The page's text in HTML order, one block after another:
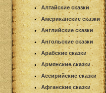
Алтайские сказки
Американские сказки
Английские сказки
Ангольские сказки
Арабские сказки
Армянские сказки
Ассирийские сказки
Афганские сказки